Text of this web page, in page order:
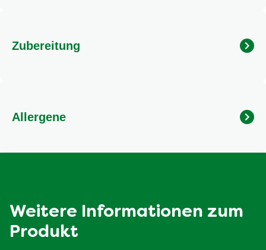
Zubereitung
Allergene
Weitere Informationen zum
Produkt